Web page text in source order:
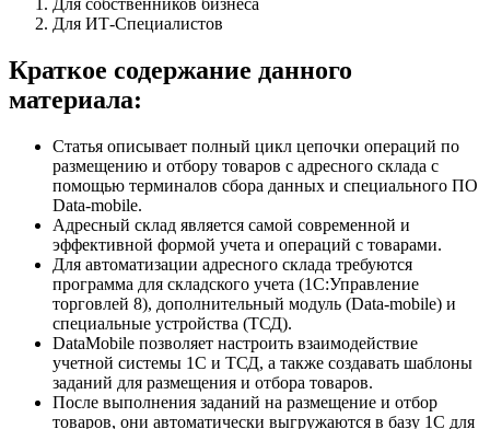
Для ИТ-Специалистов
Краткое содержание данного
материала:
Статья описывает полный цикл цепочки операций по
размещению и отбору товаров с адресного склада с
помощью терминалов сбора данных и специального ПО
Data-mobile.
Адресный склад является самой современной и
эффективной формой учета и операций с товарами.
Для автоматизации адресного склада требуются
программа для складского учета (1С:Управление
торговлей 8), дополнительный модуль (Data-mobile) и
специальные устройства (ТСД).
DataMobile позволяет настроить взаимодействие
учетной системы 1С и ТСД, а также создавать шаблоны
заданий для размещения и отбора товаров.
После выполнения заданий на размещение и отбор
товаров, они автоматически выгружаются в базу 1С для